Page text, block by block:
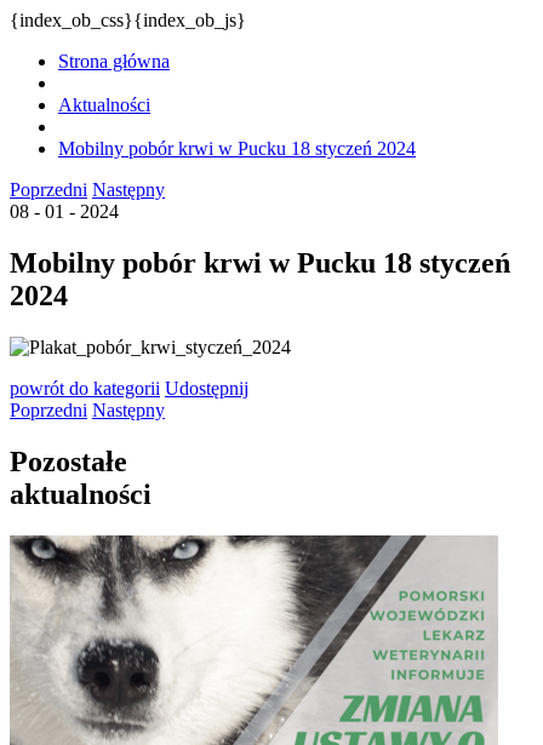
{index_ob_css}{index_ob_js}
Strona główna
Aktualności
Mobilny pobór krwi w Pucku 18 styczeń 2024
Poprzedni Następny
08 - 01 - 2024
Mobilny pobór krwi w Pucku 18 styczeń
2024
powrót do kategorii Udostępnij
Poprzedni Następny
Pozostałe
aktualności